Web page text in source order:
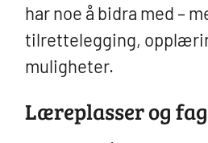
har noe å bidra med –
tilrettelegging,
muligheter.
Læreplasser og